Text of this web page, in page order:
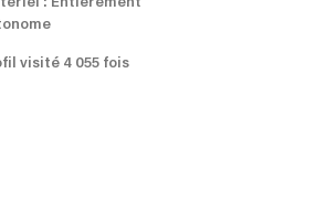
visité 4 055 fois